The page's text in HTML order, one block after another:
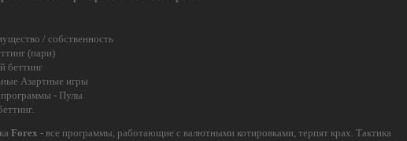
/ собственность
(пари)
беттинг
Азартные игры
- Пулы
Forex - все программы, работающие с валютными котировками, терпят крах. Тактика